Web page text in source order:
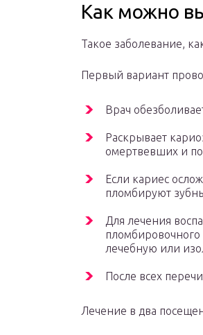
Как можно
Такое заболевание,
Первый вариант
Врач
Раскрывает
омертвевших и
Если кариес
пломбируют
Для лечения
пломбировочного
лечебную или
После всех
Лечение в два